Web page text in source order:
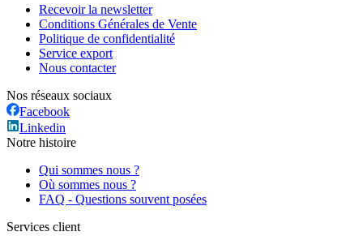
Recevoir la newsletter
Conditions Générales de Vente
Politique de confidentialité
Service export
Nous contacter
Nos réseaux sociaux
Facebook
Linkedin
Notre histoire
Qui sommes nous ?
Où sommes nous ?
FAQ - Questions souvent posées
Services client